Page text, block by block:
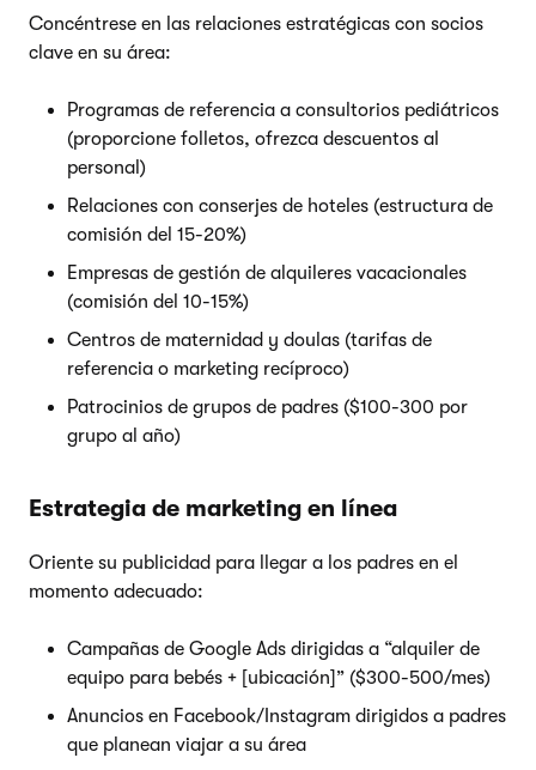
Concéntrese en las relaciones estratégicas con socios
clave en su área:
Programas de referencia a consultorios pediátricos
(proporcione folletos, ofrezca descuentos al
personal)
Relaciones con conserjes de hoteles (estructura de
comisión del 15-20%)
Empresas de gestión de alquileres vacacionales
(comisión del 10-15%)
Centros de maternidad y doulas (tarifas de
referencia o marketing recíproco)
Patrocinios de grupos de padres ($100-300 por
grupo al año)
Estrategia de marketing en línea
Oriente su publicidad para llegar a los padres en el
momento adecuado:
Campañas de Google Ads dirigidas a “alquiler de
equipo para bebés + [ubicación]” ($300-500/mes)
Anuncios en Facebook/Instagram dirigidos a padres
que planean viajar a su área